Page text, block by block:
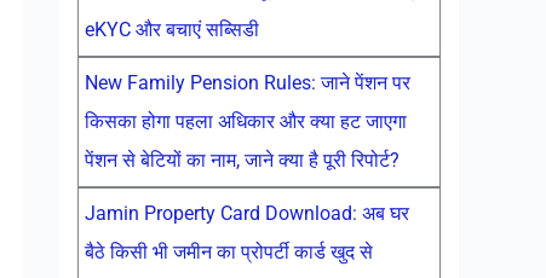
eKYC और बचाएं सब्सिडी
New Family Pension Rules: जाने पेंशन पर
किसका होगा पहला अधिकार और क्या हट जाएगा
पेंशन से बेटियों का नाम, जाने क्या है पूरी रिपोर्ट?
Jamin Property Card Download: अब घर
बैठे किसी भी जमीन का प्रोपर्टी कार्ड खुद से